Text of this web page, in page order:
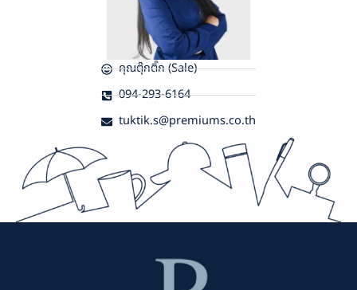
คุณตุ๊กติ๊ก (Sale)
094-293-6164
tuktik.s@premiums.co.th